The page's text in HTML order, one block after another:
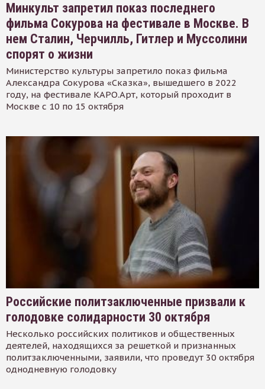
Минкульт запретил показ последнего
фильма Сокурова на фестивале в Москве. В
нем Сталин, Черчилль, Гитлер и Муссолини
спорят о жизни
Министерство культуры запретило показ фильма
Александра Сокурова «Сказка», вышедшего в 2022
году, на фестивале КАРО.Арт, который проходит в
Москве с 10 по 15 октября
Российские политзаключенные призвали к
голодовке солидарности 30 октября
Несколько российских политиков и общественных
деятелей, находящихся за решеткой и признанных
политзаключенными, заявили, что проведут 30 октября
однодневную голодовку